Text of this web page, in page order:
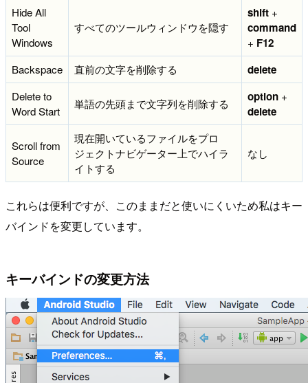
Hide All
Tool
Windows
すべてのツールウィンドウを隠す
shift +
command
+ F12
Backspace 直前の文字を削除する delete
Delete to
Word Start
単語の先頭まで文字列を削除する option +
delete
Scroll from
Source
現在開いているファイルをプロ
ジェクトナビゲーター上でハイラ
イトする
なし
これらは便利ですが、このままだと使いにくいため私はキー
バインドを変更しています。
キーバインドの変更方法